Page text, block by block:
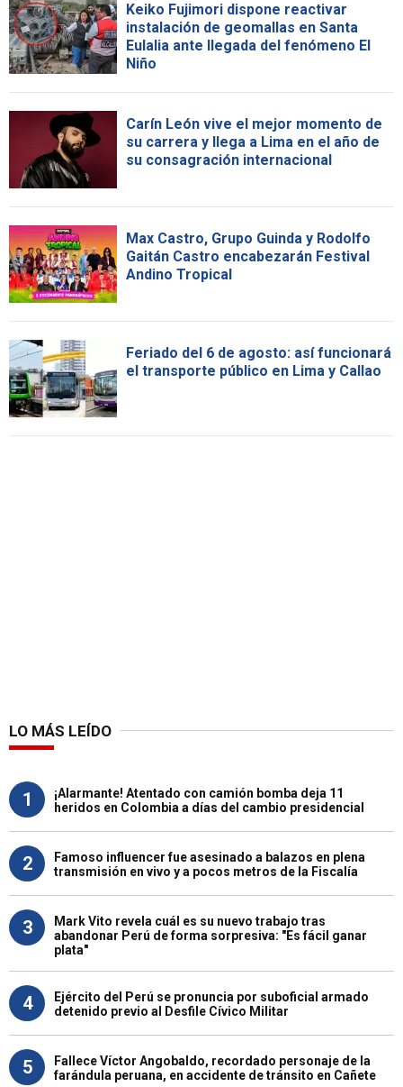
Keiko Fujimori dispone reactivar
instalación de geomallas en Santa
Eulalia ante llegada del fenómeno El
Niño
Carín León vive el mejor momento de
su carrera y llega a Lima en el año de
su consagración internacional
Max Castro, Grupo Guinda y Rodolfo
Gaitán Castro encabezarán Festival
Andino Tropical
Feriado del 6 de agosto: así funcionará
el transporte público en Lima y Callao
LO MÁS LEÍDO
1
¡Alarmante! Atentado con camión bomba deja 11
heridos en Colombia a días del cambio presidencial
2
Famoso influencer fue asesinado a balazos en plena
transmisión en vivo y a pocos metros de la Fiscalía
3
Mark Vito revela cuál es su nuevo trabajo tras
abandonar Perú de forma sorpresiva: "Es fácil ganar
plata"
4
Ejército del Perú se pronuncia por suboficial armado
detenido previo al Desfile Cívico Militar
5
Fallece Víctor Angobaldo, recordado personaje de la
farándula peruana, en accidente de tránsito en Cañete